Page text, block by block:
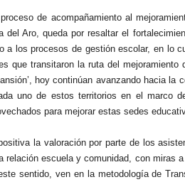
de acompañamiento al
del Aro, queda por resaltar el
a los procesos de gestión escolar, en lo
que transitaron la ruta del
hoy continúan avanzando hacia la
uno de estos territorios en el marco
para mejorar estas sedes
la valoración por parte de los
relación escuela y comunidad, con miras
sentido, ven en la metodología de